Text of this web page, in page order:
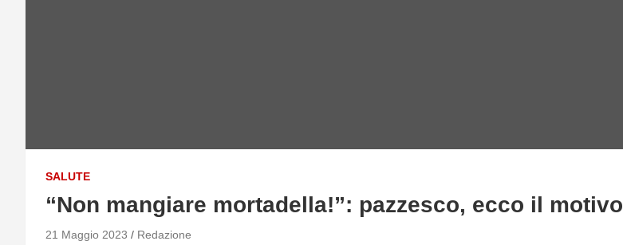
SALUTE
“Non mangiare mortadella!”: pazzesco, ecco il motivo
21 Maggio 2023 Redazione